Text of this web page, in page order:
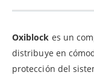
Oxiblock es un
distribuye en
protección del